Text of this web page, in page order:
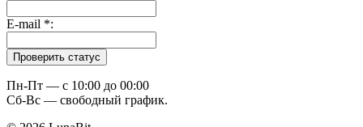
E-mail *:
Пн-Пт — c 10:00 до 00:00
Сб-Вс — свободный график.